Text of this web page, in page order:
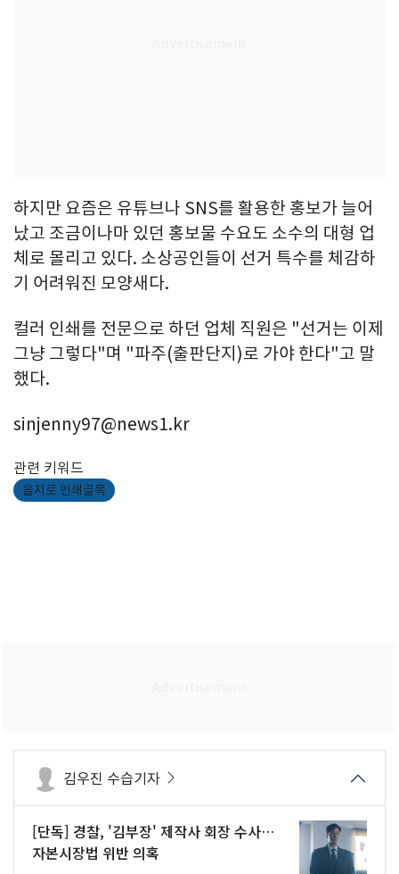
하지만 요즘은 유튜브나 SNS를 활용한 홍보가 늘어
났고 조금이나마 있던 홍보물 수요도 소수의 대형 업
체로 몰리고 있다. 소상공인들이 선거 특수를 체감하
기 어려워진 모양새다.
컬러 인쇄를 전문으로 하던 업체 직원은 "선거는 이제
그냥 그렇다"며 "파주(출판단지)로 가야 한다"고 말
했다.
sinjenny97@news1.kr
관련 키워드
을지로 인쇄골목
김우진 수습기자
[단독] 경찰, '김부장' 제작사 회장 수사…
자본시장법 위반 의혹